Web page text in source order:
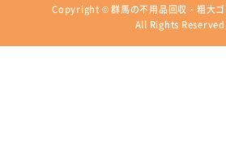
Copyright ©群馬の不用品回収・粗大
All Rights